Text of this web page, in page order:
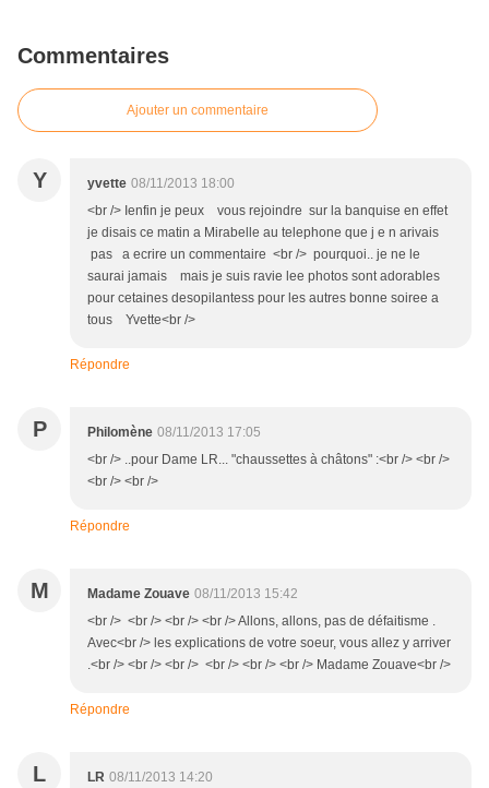
Commentaires
Ajouter un commentaire
Y yvette 08/11/2013 18:00
<br /> Ienfin je peux vous rejoindre sur la banquise en effet
je disais ce matin a Mirabelle au telephone que j e n arivais
pas a ecrire un commentaire <br /> pourquoi.. je ne le
saurai jamais mais je suis ravie lee photos sont adorables
pour cetaines desopilantess pour les autres bonne soiree a
tous Yvette<br />
Répondre
P Philomène 08/11/2013 17:05
<br /> ..pour Dame LR... "chaussettes à châtons" :<br /> <br />
<br /> <br />
Répondre
M Madame Zouave 08/11/2013 15:42
<br /> <br /> <br /> <br /> Allons, allons, pas de défaitisme .
Avec<br /> les explications de votre soeur, vous allez y arriver
.<br /> <br /> <br /> <br /> <br /> <br /> Madame Zouave<br />
Répondre
L LR 08/11/2013 14:20